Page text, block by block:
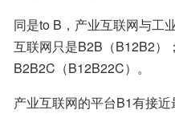
同是to B，产业互联网与工
互联网只是B2B（B12B2）
B2B2C（B12B22C）。
产业互联网的平台B1有接